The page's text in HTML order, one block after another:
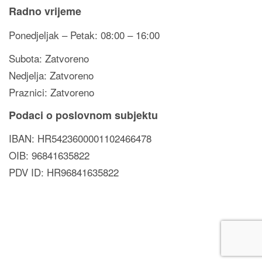
Radno vrijeme
Ponedjeljak – Petak: 08:00 – 16:00
Subota: Zatvoreno
Nedjelja: Zatvoreno
Praznici: Zatvoreno
Podaci o poslovnom subjektu
IBAN: HR5423600001102466478
OIB: 96841635822
PDV ID: HR96841635822